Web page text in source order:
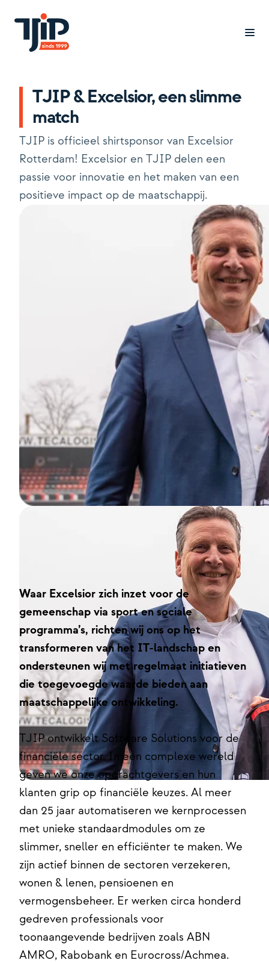
Branches
Cases
Oplossingen
Inzicht
TJIP & Excelsior, een slimme
match
TJIP is officieel shirtsponsor van Excelsior
Rotterdam! Excelsior en TJIP delen een
passie voor innovatie en het maken van een
positieve impact op de maatschappij.
Waar Excelsior zich inzet voor de
gemeenschap via sport en sociale
programma’s, richten wij ons op het
transformeren van het IT-landschap en
ondersteunen wij met regelmaat initiatieven
die toegevoegde waarde bieden aan
maatschappelijke ontwikkeling.
TJIP ontwikkelt Software Solutions voor de
financiële sector. In een complexe wereld
geven we onze opdrachtgevers en hun
klanten grip op financiële keuzes. Al meer
dan 25 jaar automatiseren we kernprocessen
met unieke standaardmodules om ze
slimmer, sneller en efficiënter te maken. We
zijn actief binnen de sectoren verzekeren,
wonen & lenen, pensioenen en
vermogensbeheer. Er werken circa honderd
gedreven professionals voor
toonaangevende bedrijven zoals ABN
AMRO, Rabobank en Eurocross/Achmea.